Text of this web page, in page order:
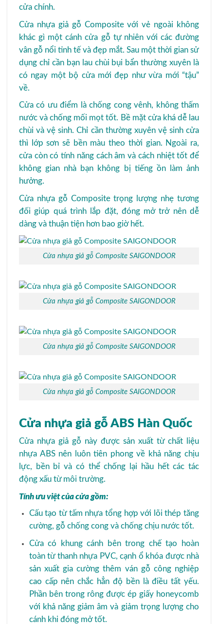
cửa chính.
Cửa nhựa giả gỗ Composite với vẻ ngoài không
khác gì một cánh cửa gỗ tự nhiên với các đường
vân gỗ nổi tinh tế và đẹp mắt. Sau một thời gian sử
dụng chỉ cần bạn lau chùi bụi bẩn thường xuyên là
có ngay một bộ cửa mới đẹp như vừa mới “tậu”
về.
Cửa có ưu điểm là chống cong vênh, không thấm
nước và chống mối mọt tốt. Bề mặt cửa khá dễ lau
chùi và vệ sinh. Chỉ cần thường xuyên vệ sinh cửa
thì lớp sơn sẽ bền màu theo thời gian. Ngoài ra,
cửa còn có tính năng cách âm và cách nhiệt tốt để
không gian nhà bạn không bị tiếng ồn làm ảnh
hưởng.
Cửa nhựa gỗ Composite trọng lượng nhẹ tương
đối giúp quá trình lắp đặt, đóng mở trở nên dễ
dàng và thuận tiện hơn bao giờ hết.
Cửa nhựa giả gỗ Composite SAIGONDOOR
Cửa nhựa giả gỗ Composite SAIGONDOOR
Cửa nhựa giả gỗ Composite SAIGONDOOR
Cửa nhựa giả gỗ Composite SAIGONDOOR
Cửa nhựa giả gỗ ABS Hàn Quốc
Cửa nhựa giả gỗ này được sản xuất từ chất liệu
nhựa ABS nên luôn tiên phong về khả năng chịu
lực, bền bỉ và có thể chống lại hầu hết các tác
động xấu từ môi trường.
Tính ưu việt của cửa gồm:
Cấu tạo từ tấm nhựa tổng hợp với lõi thép tăng
cường, gỗ chống cong và chống chịu nước tốt.
Cửa có khung cánh bên trong chế tạo hoàn
toàn từ thanh nhựa PVC, cạnh ổ khóa được nhà
sản xuất gia cường thêm ván gỗ công nghiệp
cao cấp nên chắc hẳn độ bền là điều tất yếu.
Phần bên trong rông được ép giấy honeycomb
với khả năng giảm âm và giảm trọng lượng cho
cánh khi đóng mở tốt.